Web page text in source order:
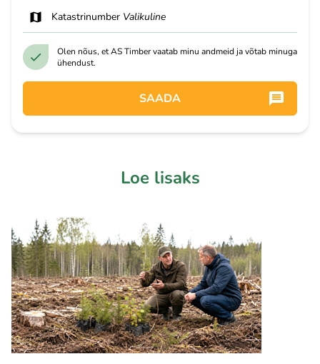
Katastrinumber Valikuline
Olen nõus, et AS Timber vaatab minu andmeid ja võtab minuga
ühendust.
SAADA
Loe lisaks